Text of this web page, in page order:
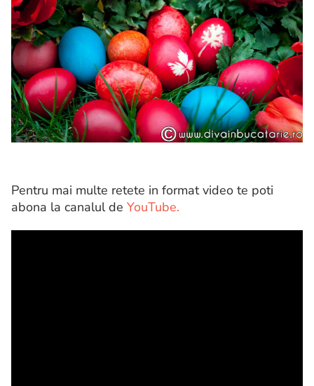
Pentru mai multe retete in format video te poti
abona la canalul de YouTube.